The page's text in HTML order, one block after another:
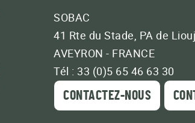
SOBAC
41 Rte du Stade, PA de
AVEYRON - FRANCE
Tél : 33 (0)5 65 46 63 30
CONTACTEZ-NOUS